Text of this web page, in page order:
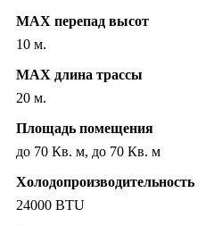
MAX перепад высот
10 м.
MAX длина трассы
20 м.
Площадь помещения
до 70 Кв. м, до 70 Кв. м
Холодопроизводительность
24000 BTU